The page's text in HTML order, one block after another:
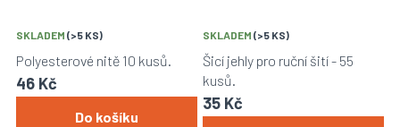
SKLADEM (>5 KS)
46 Kč
Do košíku
Polyesterové nitě 10 kusů.
SKLADEM (>5 KS)
35 Kč
Šicí jehly pro ruční šití - 55
kusů.